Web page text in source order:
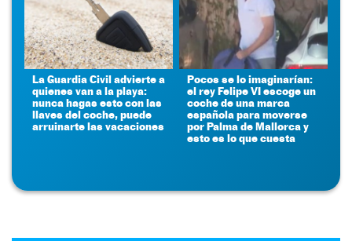
La Guardia Civil advierte a
quienes van a la playa:
nunca hagas esto con las
llaves del coche, puede
arruinarte las vacaciones
Pocos se lo imaginarían:
el rey Felipe VI escoge un
coche de una marca
española para moverse
por Palma de Mallorca y
esto es lo que cuesta